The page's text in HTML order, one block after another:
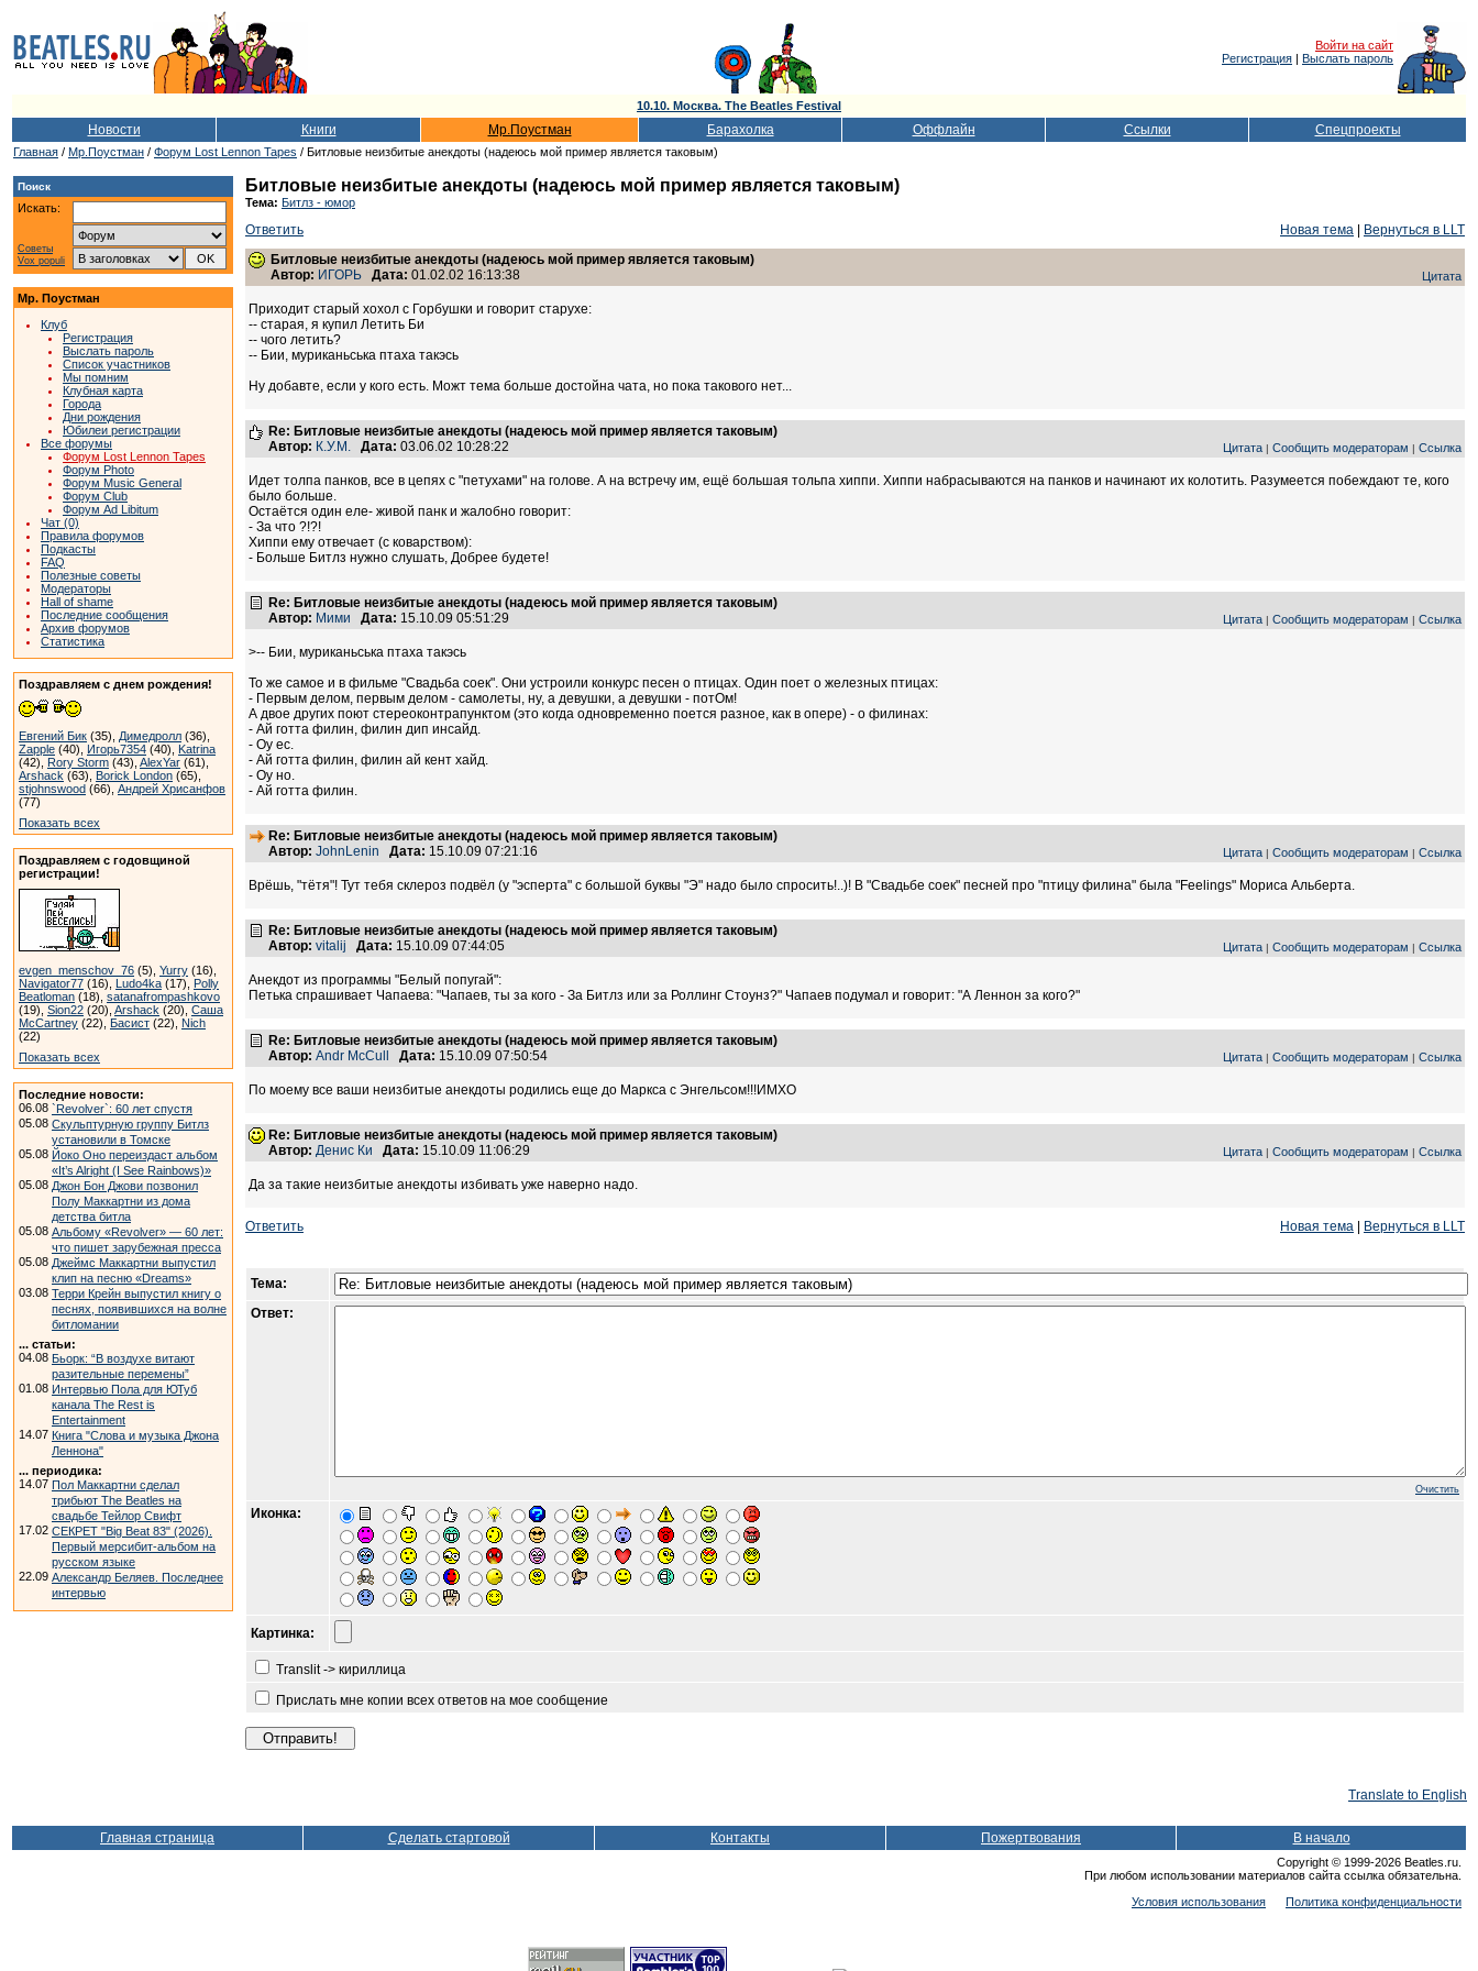
Войти на сайт
Регистрация | Выслать пароль
10.10. Москва. The Beatles Festival
Новости Книги Мр.Поустман Барахолка Оффлайн Ссылки Спецпроекты
Главная / Мр.Поустман / Форум Lost Lennon Tapes / Битловые неизбитые анекдоты (надеюсь мой пример является таковым)
Поиск
Искать:
Советы
Vox populi
Мр. Поустман
Клуб
Регистрация
Выслать пароль
Список участников
Мы помним
Клубная карта
Города
Дни рождения
Юбилеи регистрации
Все форумы
Форум Lost Lennon Tapes
Форум Photo
Форум Music General
Форум Club
Форум Ad Libitum
Чат (0)
Правила форумов
Подкасты
FAQ
Полезные советы
Модераторы
Hall of shame
Последние сообщения
Архив форумов
Статистика
Поздравляем с днем рождения!
Евгений Бик (35), Димедролл (36),
Zapple (40), Игорь7354 (40), Katrina
(42), Rory Storm (43), AlexYar (61),
Arshack (63), Borick London (65),
stjohnswood (66), Андрей Хрисанфов
(77)
Показать всех
Поздравляем с годовщиной
регистрации!
evgen_menschov_76 (5), Yurry (16),
Navigator77 (16), Ludo4ka (17), Polly
Beatloman (18), satanafrompashkovo
(19), Sion22 (20), Arshack (20), Саша
McCartney (22), Басист (22), Nich
(22)
Показать всех
Последние новости:
06.08 `Revolver`: 60 лет спустя
05.08 Скульптурную группу Битлз
установили в Томске
05.08 Йоко Оно переиздаст альбом
«It’s Alright (I See Rainbows)»
05.08 Джон Бон Джови позвонил
Полу Маккартни из дома
детства битла
05.08 Альбому «Revolver» — 60 лет:
что пишет зарубежная пресса
05.08 Джеймс Маккартни выпустил
клип на песню «Dreams»
03.08 Терри Крейн выпустил книгу о
песнях, появившихся на волне
битломании
... статьи:
04.08 Бьорк: “В воздухе витают
разительные перемены”
01.08 Интервью Пола для ЮТуб
канала The Rest is
Entertainment
14.07 Книга "Слова и музыка Джона
Леннона"
... периодика:
14.07 Пол Маккартни сделал
трибьют The Beatles на
свадьбе Тейлор Свифт
17.02 СЕКРЕТ "Big Beat 83" (2026).
Первый мерсибит-альбом на
русском языке
22.09 Александр Беляев. Последнее
интервью
Битловые неизбитые анекдоты (надеюсь мой пример является таковым)
Тема: Битлз - юмор
Ответить Новая тема
Вернуться в LLT
Битловые неизбитые анекдоты (надеюсь мой пример является таковым)
Автор: ИГОРЬ Дата: 01.02.02 16:13:38 Цитата
Приходит старый хохол с Горбушки и говорит старухе:
-- старая, я купил Летить Би
-- чого летить?
-- Бии, муриканьська птаха такэсь
Ну добавте, если у кого есть. Можт тема больше достойна чата, но пока такового нет...
Re: Битловые неизбитые анекдоты (надеюсь мой пример является таковым)
Автор: К.У.М. Дата: 03.06.02 10:28:22 Цитата | Сообщить модераторам | Ссылка
Идет толпа панков, все в цепях с "петухами" на голове. А на встречу им, ещё большая тольпа хиппи. Хиппи набрасываются на панков и начинают их колотить. Разумеется побеждают те, кого
было больше.
Остаётся один еле- живой панк и жалобно говорит:
- За что ?!?!
Хиппи ему отвечает (с коварством):
- Больше Битлз нужно слушать, Добрее будете!
Re: Битловые неизбитые анекдоты (надеюсь мой пример является таковым)
Автор: Мими Дата: 15.10.09 05:51:29 Цитата | Сообщить модераторам | Ссылка
>-- Бии, муриканьська птаха такэсь
То же самое и в фильме "Свадьба соек". Они устроили конкурс песен о птицах. Один поет о железных птицах:
- Первым делом, первым делом - самолеты, ну, а девушки, а девушки - потОм!
А двое других поют стереоконтрапунктом (это когда одновременно поется разное, как в опере) - о филинах:
- Ай готта филин, филин дип инсайд.
- Оу ес.
- Ай готта филин, филин ай кент хайд.
- Оу но.
- Ай готта филин.
Re: Битловые неизбитые анекдоты (надеюсь мой пример является таковым)
Автор: JohnLenin Дата: 15.10.09 07:21:16 Цитата | Сообщить модераторам | Ссылка
Врёшь, "тётя"! Тут тебя склероз подвёл (у "эсперта" с большой буквы "Э" надо было спросить!..)! В "Свадьбе соек" песней про "птицу филина" была "Feelings" Мориса Альберта.
Re: Битловые неизбитые анекдоты (надеюсь мой пример является таковым)
Автор: vitalij Дата: 15.10.09 07:44:05 Цитата | Сообщить модераторам | Ссылка
Анекдот из программы "Белый попугай":
Петька спрашивает Чапаева: "Чапаев, ты за кого - За Битлз или за Роллинг Стоунз?" Чапаев подумал и говорит: "А Леннон за кого?"
Re: Битловые неизбитые анекдоты (надеюсь мой пример является таковым)
Автор: Andr McCull Дата: 15.10.09 07:50:54 Цитата | Сообщить модераторам | Ссылка
По моему все ваши неизбитые анекдоты родились еще до Маркса с Энгельсом!!!ИМХО
Re: Битловые неизбитые анекдоты (надеюсь мой пример является таковым)
Автор: Денис Ки Дата: 15.10.09 11:06:29 Цитата | Сообщить модераторам | Ссылка
Да за такие неизбитые анекдоты избивать уже наверно надо.
Ответить Новая тема Вернуться в LLT
Тема:
Ответ:
Очистить
Иконка:
Картинка:
Translit -> кириллица
Прислать мне копии всех ответов на мое сообщение
Translate to English
Главная страница Сделать стартовой Контакты Пожертвования В начало
Copyright © 1999-2026 Beatles.ru.
При любом использовании материалов сайта ссылка обязательна.
Условия использования
Политика конфиденциальности